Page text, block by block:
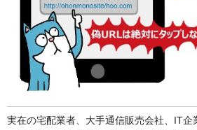
実在の宅配業者、大手通信販売会社、IT企